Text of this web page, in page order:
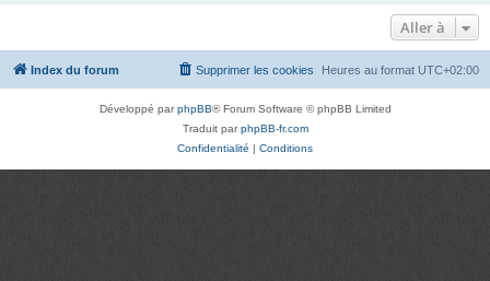
Aller à
Index du forum Heures au format UTC+02:00
Supprimer les cookies
Développé parphpBB® Forum Software © phpBB Limited
Traduit parphpBB-fr.com
Confidentialité | Conditions